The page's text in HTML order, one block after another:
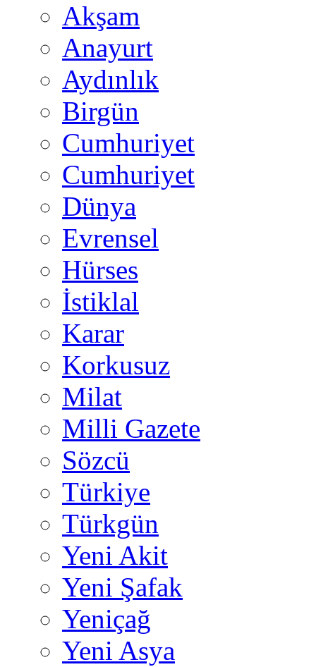
Akşam
Anayurt
Aydınlık
Birgün
Cumhuriyet
Cumhuriyet
Dünya
Evrensel
Hürses
İstiklal
Karar
Korkusuz
Milat
Milli Gazete
Sözcü
Türkiye
Türkgün
Yeni Akit
Yeni Şafak
Yeniçağ
Yeni Asya